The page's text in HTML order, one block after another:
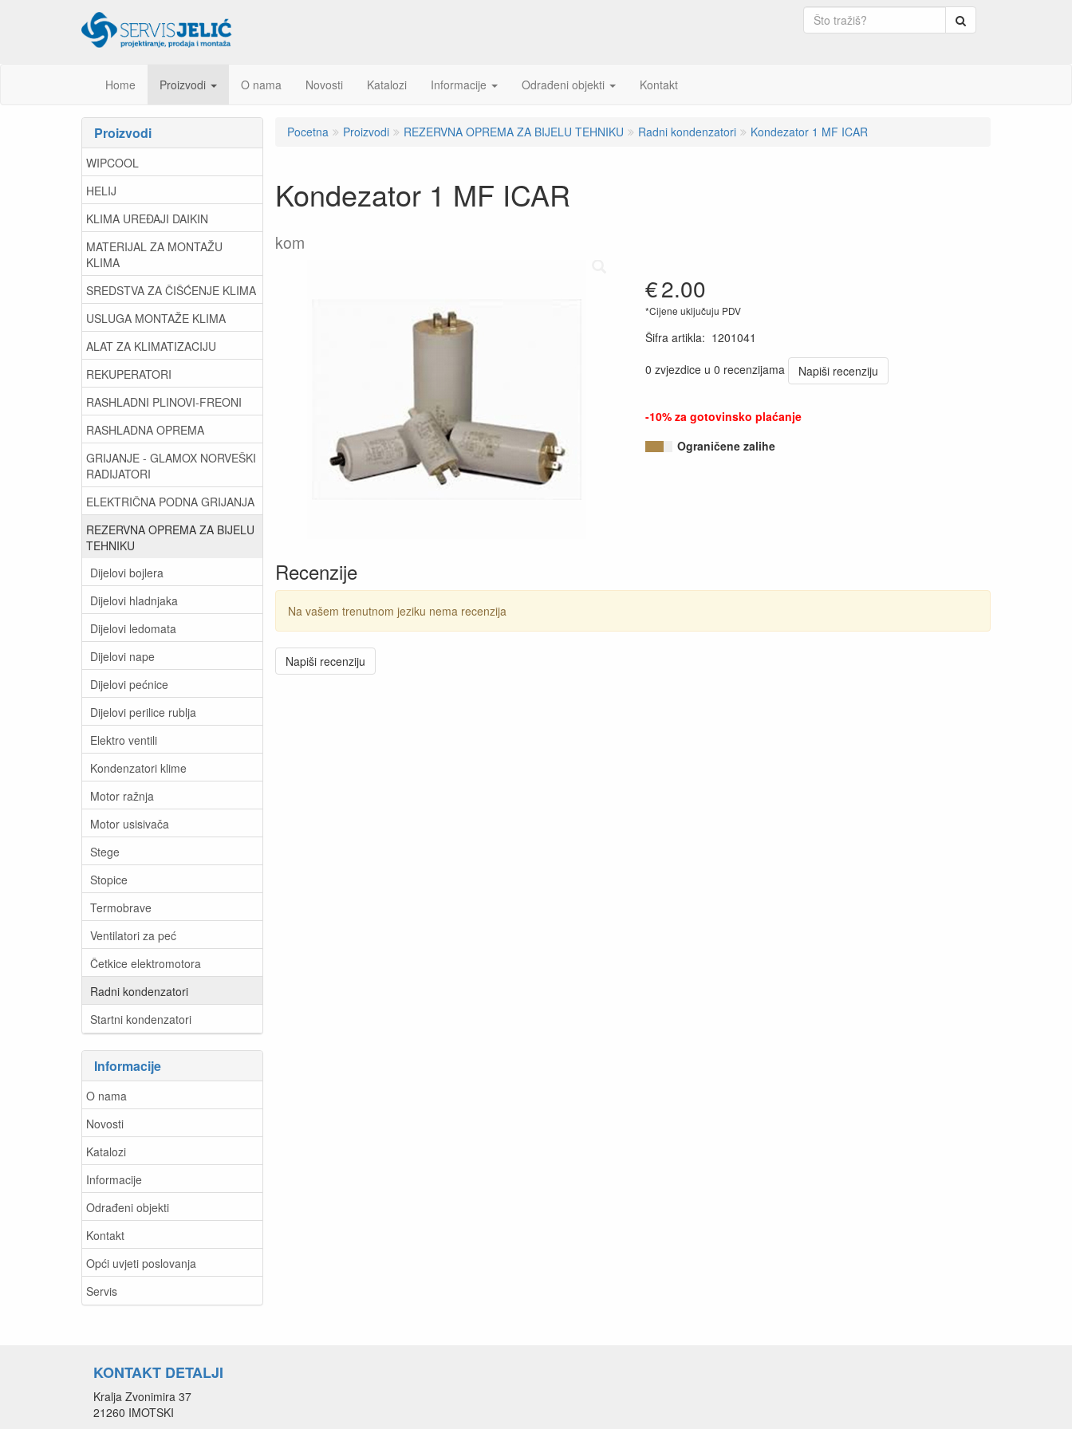
Home Proizvodi O nama Novosti Katalozi Informacije Odrađeni objekti Kontakt
Pocetna Proizvodi REZERVNA OPREMA ZA BIJELU TEHNIKU Radni kondenzatori Kondezator 1 MF ICAR
Kondezator 1 MF ICAR
kom
€2.00
*Cijene uključuju PDV
Šifra artikla: 1201041
0 zvjezdice u 0 recenzijama
Napiši recenziju
-10% za gotovinsko plaćanje
Ograničene zalihe
Recenzije
Na vašem trenutnom jeziku nema recenzija
Napiši recenziju
Proizvodi
WIPCOOL
HELIJ
KLIMA UREĐAJI DAIKIN
MATERIJAL ZA MONTAŽU
KLIMA
SREDSTVA ZA ČIŠĆENJE KLIMA
USLUGA MONTAŽE KLIMA
ALAT ZA KLIMATIZACIJU
REKUPERATORI
RASHLADNI PLINOVI-FREONI
RASHLADNA OPREMA
GRIJANJE - GLAMOX NORVEŠKI
RADIJATORI
ELEKTRIČNA PODNA GRIJANJA
REZERVNA OPREMA ZA BIJELU
TEHNIKU
Dijelovi bojlera
Dijelovi hladnjaka
Dijelovi ledomata
Dijelovi nape
Dijelovi pećnice
Dijelovi perilice rublja
Elektro ventili
Kondenzatori klime
Motor ražnja
Motor usisivača
Stege
Stopice
Termobrave
Ventilatori za peć
Četkice elektromotora
Radni kondenzatori
Startni kondenzatori
Informacije
O nama
Novosti
Katalozi
Informacije
Odrađeni objekti
Kontakt
Opći uvjeti poslovanja
Servis
KONTAKT DETALJI
Kralja Zvonimira 37
21260 IMOTSKI